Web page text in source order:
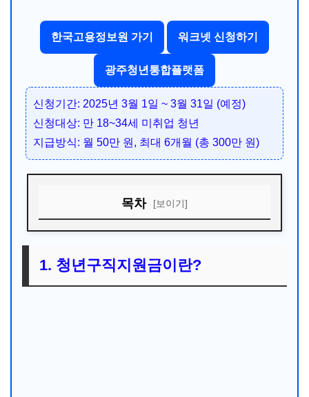
한국고용정보원 가기 워크넷 신청하기
광주청년통합플랫폼
신청기간: 2025년 3월 1일 ~ 3월 31일 (예정)
신청대상: 만 18~34세 미취업 청년
지급방식: 월 50만 원, 최대 6개월 (총 300만 원)
목차 [보이기]
2. 지원 내용
3. 신청 절차
1. 청년구직지원금이란?